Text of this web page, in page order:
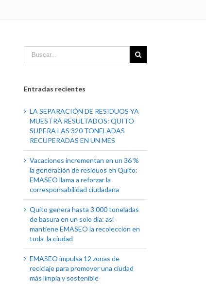
Entradas recientes
LA SEPARACIÓN DE RESIDUOS YA
MUESTRA RESULTADOS: QUITO
SUPERA LAS 320 TONELADAS
RECUPERADAS EN UN MES
Vacaciones incrementan en un 36 %
la generación de residuos en Quito:
EMASEO llama a reforzar la
corresponsabilidad ciudadana
Quito genera hasta 3.000 toneladas
de basura en un solo día: así
mantiene EMASEO la recolección en
toda la ciudad
EMASEO impulsa 12 zonas de
reciclaje para promover una ciudad
más limpia y sostenible